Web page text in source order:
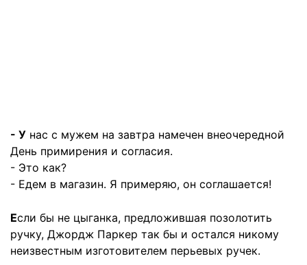
- У нас с мужем на завтра намечен внеочередной
День примирения и согласия.
- Это как?
- Едем в магазин. Я примеряю, он соглашается!
Если бы не цыганка, предложившая позолотить
ручку, Джордж Паркер так бы и остался никому
неизвестным изготовителем перьевых ручек.